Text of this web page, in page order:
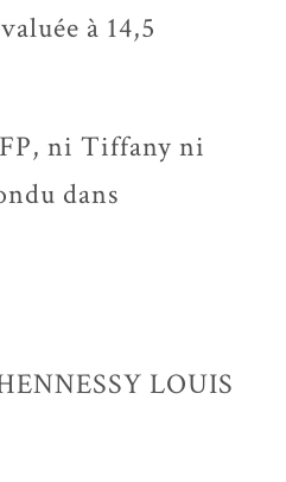
à 14,5
ni Tiffany ni
dans
LOUIS